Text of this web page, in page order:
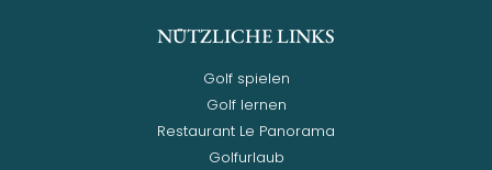
NÜTZLICHE LINKS
Golf spielen
Golf lernen
Restaurant Le Panorama
Golfurlaub